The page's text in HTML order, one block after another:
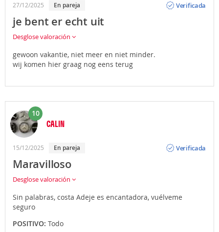
27/12/2025 En pareja
Verificada
je bent er echt uit
Desglose valoración
gewoon vakantie, niet meer en niet minder.
wij komen hier graag nog eens terug
10
CALIN
15/12/2025 En pareja
Verificada
Maravilloso
Desglose valoración
Sin palabras, costa Adeje es encantadora, vuélveme
seguro
POSITIVO: Todo